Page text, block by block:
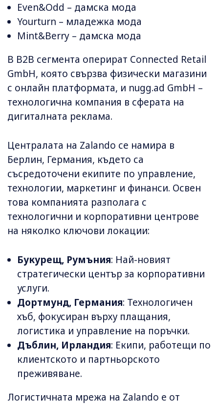
Even&Odd – дамска мода
Yourturn – младежка мода
Mint&Berry – дамска мода
В B2B сегмента оперират Connected Retail
GmbH, която свързва физически магазини
с онлайн платформата, и nugg.ad GmbH –
технологична компания в сферата на
дигиталната реклама.
Централата на Zalando се намира в
Берлин, Германия, където са
съсредоточени екипите по управление,
технологии, маркетинг и финанси. Освен
това компанията разполага с
технологични и корпоративни центрове
на няколко ключови локации:
Букурещ, Румъния: Най-новият
стратегически център за корпоративни
услуги.
Дортмунд, Германия: Технологичен
хъб, фокусиран върху плащания,
логистика и управление на поръчки.
Дъблин, Ирландия: Екипи, работещи по
клиентското и партньорското
преживяване.
Логистичната мрежа на Zalando е от